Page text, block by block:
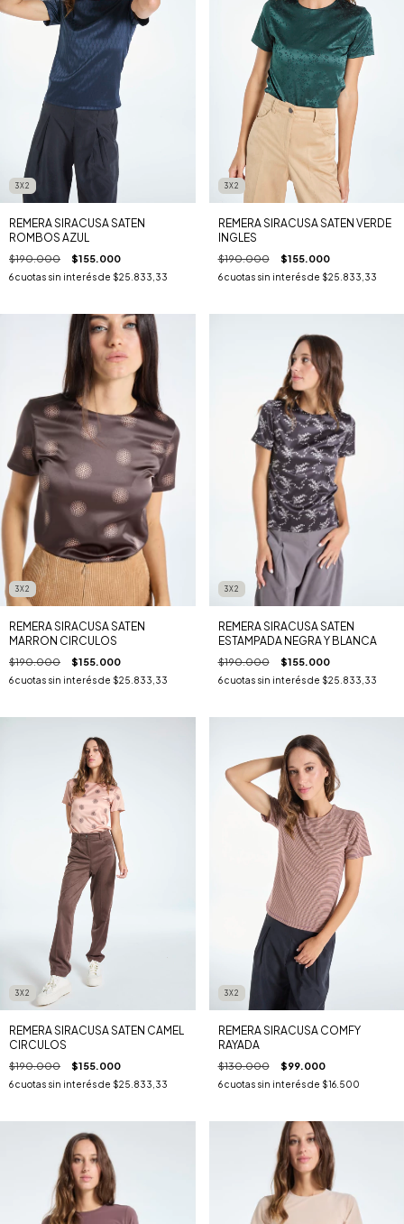
3X2
REMERA SIRACUSA SATEN
ROMBOS AZUL
$190.000 $155.000
6cuotas sin interés de $25.833,33
3X2
REMERA SIRACUSA SATEN VERDE
INGLES
$190.000 $155.000
6 cuotas sin interés de $25.833,33
3X2
REMERA SIRACUSA SATEN
MARRON CIRCULOS
$190.000 $155.000
6cuotas sin interés de $25.833,33
3X2
REMERA SIRACUSA SATEN
ESTAMPADA NEGRA Y BLANCA
$190.000 $155.000
6 cuotas sin interés de $25.833,33
3X2
REMERA SIRACUSA SATEN CAMEL
CIRCULOS
$190.000 $155.000
6cuotas sin interés de $25.833,33
3X2
REMERA SIRACUSA COMFY
RAYADA
$130.000 $99.000
6 cuotas sin interés de $16.500